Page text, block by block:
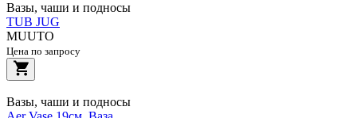
Вазы, чаши и подносы
TUB JUG
MUUTO
Цена по запросу
Вазы, чаши и подносы